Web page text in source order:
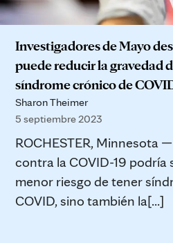
Investigadores de Mayo
puede reducir la gravedad
síndrome crónico de
Sharon Theimer
5 septiembre 2023
ROCHESTER, Minnesota
contra la COVID-19 podría
menor riesgo de tener
COVID, sino también la[...]